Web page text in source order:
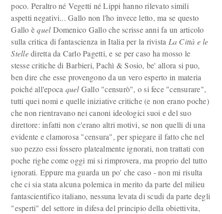
poco. Peraltro né Vegetti né Lippi hanno rilevato simili
aspetti negativi... Gallo non l'ho invece letto, ma se questo
Gallo èquelDomenico Gallo che scrisse anni fa un articolo
sulla critica di fantascienza in Italia per la rivista La Città e le
Stellediretta da Carlo Pagetti, e se per caso ha mosso le
stesse critiche di Barbieri, Pachì & Sosio, be' allora si puo,
ben dire che esse provengono da un vero esperto in materia
poiché all'epoca quelGallo "censurò", o si fece "censurare",
tutti quei nomi e quelle iniziative critiche (e non erano poche)
che non rientravano nei canoni ideologici suoi e del suo
direttore: infatti non c'erano altri motivi, se non quelli di una
evidente e clamorosa "censura", per spiegare il fatto che nel
suo pezzo essi fossero platealmente ignorati, non trattati con
poche righe come oggi mi si rimprovera, ma proprio del tutto
ignorati. Eppure ma guarda un po' che caso - non mi risulta
che ci sia stata alcuna polemica in merito da parte del milieu
fantascientifico italiano, nessuna levata di scudi da parte degli
"esperti" del settore in difesa del principio della obiettivita,